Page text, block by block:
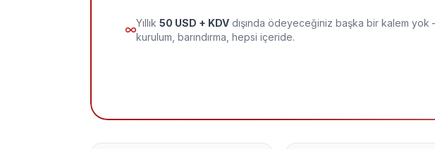
Yıllık 50 USD + KDV dışında ödeyeceğiniz başka bir kalem
kurulum, barındırma, hepsi içeride.